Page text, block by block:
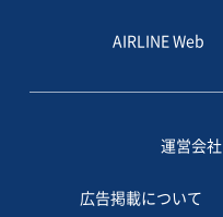
AIRLINE Web
運営会
広告掲載について